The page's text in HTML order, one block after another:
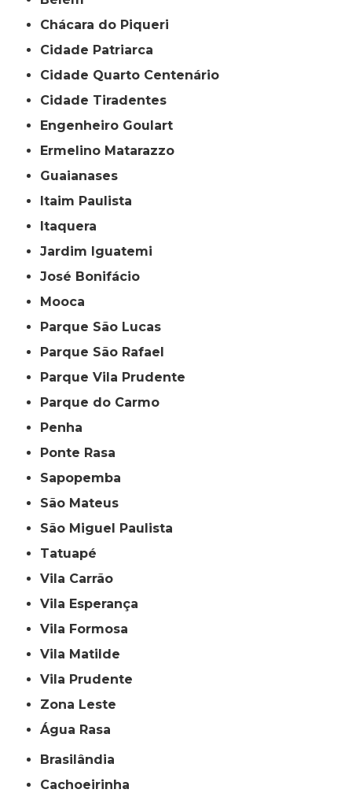
Chácara do Piqueri
Cidade Patriarca
Cidade Quarto Centenário
Cidade Tiradentes
Engenheiro Goulart
Ermelino Matarazzo
Guaianases
Itaim Paulista
Itaquera
Jardim Iguatemi
José Bonifácio
Mooca
Parque São Lucas
Parque São Rafael
Parque Vila Prudente
Parque do Carmo
Penha
Ponte Rasa
Sapopemba
São Mateus
São Miguel Paulista
Tatuapé
Vila Carrão
Vila Esperança
Vila Formosa
Vila Matilde
Vila Prudente
Zona Leste
Água Rasa
Brasilândia
Cachoeirinha